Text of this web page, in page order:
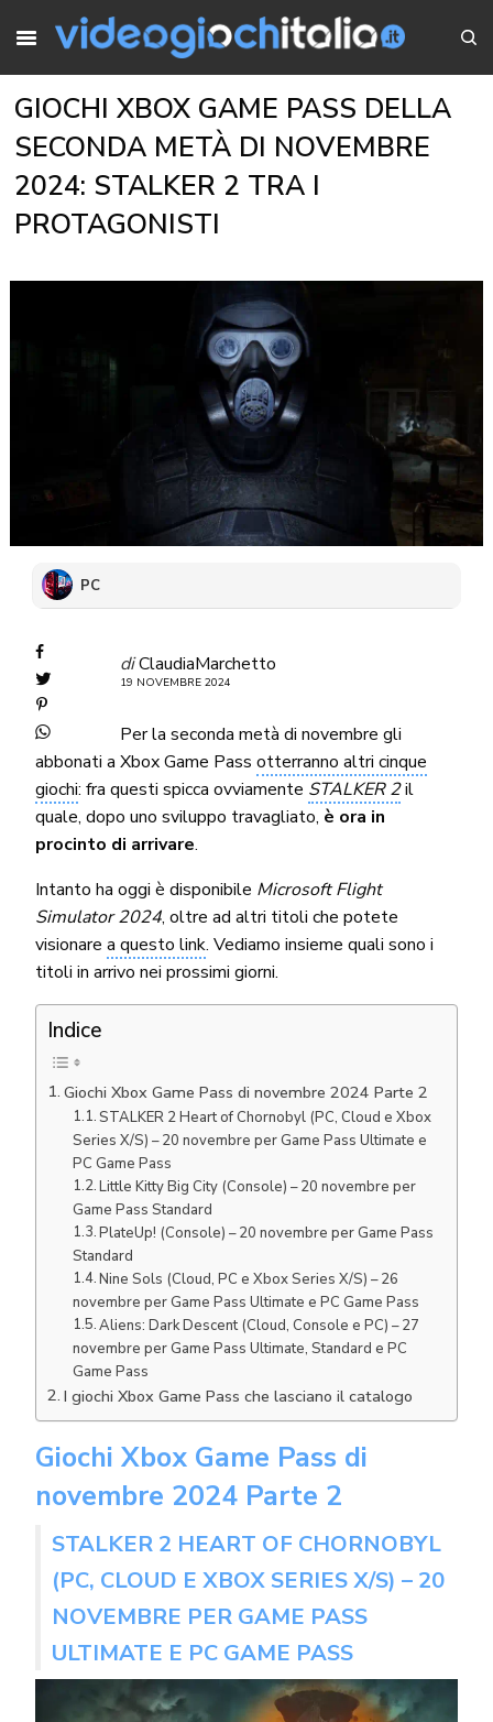
GIOCHI XBOX GAME PASS DELLA
SECONDA METÀ DI NOVEMBRE
2024: STALKER 2 TRA I
PROTAGONISTI
PC
diClaudiaMarchetto
19 NOVEMBRE 2024
Per la seconda metà di novembre gli
abbonati a Xbox Game Passotterranno altri cinque
giochi: fra questi spicca ovviamente STALKER 2il
quale, dopo uno sviluppo travagliato, è ora in
procinto di arrivare.
Intanto ha oggi è disponibile Microsoft Flight
Simulator 2024, oltre ad altri titoli che potete
visionare a questo link. Vediamo insieme quali sono i
titoli in arrivo nei prossimi giorni.
Indice
Giochi Xbox Game Pass di novembre 2024 Parte 2
STALKER 2 Heart of Chornobyl (PC, Cloud e Xbox
Series X/S) – 20 novembre per Game Pass Ultimate e
PC Game Pass
Little Kitty Big City (Console) – 20 novembre per
Game Pass Standard
PlateUp! (Console) – 20 novembre per Game Pass
Standard
Nine Sols (Cloud, PC e Xbox Series X/S) – 26
novembre per Game Pass Ultimate e PC Game Pass
Aliens: Dark Descent (Cloud, Console e PC) – 27
novembre per Game Pass Ultimate, Standard e PC
Game Pass
I giochi Xbox Game Pass che lasciano il catalogo
Giochi Xbox Game Pass di
novembre 2024 Parte 2
STALKER 2 HEART OF CHORNOBYL
(PC, CLOUD E XBOX SERIES X/S) – 20
NOVEMBRE PER GAME PASS
ULTIMATE E PC GAME PASS